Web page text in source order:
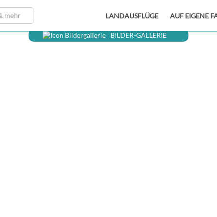
LANDAUSFLÜGE AUF EIGENE
BILDER-GALLERIE